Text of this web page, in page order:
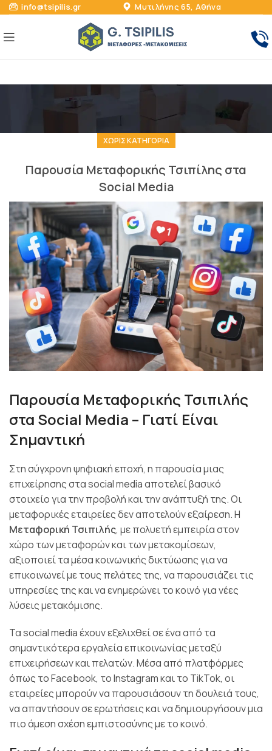
info@tsipilis.gr Μυτιλήνης 65, Αθήνα
ΧΩΡΊΣ ΚΑΤΗΓΟΡΊΑ
Παρουσία Μεταφορικής Τσιπίλης στα
Social Media
Παρουσία Μεταφορικής Τσιπιλής
στα Social Media – Γιατί Είναι
Σημαντική
Στη σύγχρονη ψηφιακή εποχή, η παρουσία μιας
επιχείρησης στα social media αποτελεί βασικό
στοιχείο για την προβολή και την ανάπτυξή της. Οι
μεταφορικές εταιρείες δεν αποτελούν εξαίρεση. Η
Μεταφορική Τσιπιλής, με πολυετή εμπειρία στον
χώρο των μεταφορών και των μετακομίσεων,
αξιοποιεί τα μέσα κοινωνικής δικτύωσης για να
επικοινωνεί με τους πελάτες της, να παρουσιάζει τις
υπηρεσίες της και να ενημερώνει το κοινό για νέες
λύσεις μετακόμισης.
Τα social media έχουν εξελιχθεί σε ένα από τα
σημαντικότερα εργαλεία επικοινωνίας μεταξύ
επιχειρήσεων και πελατών. Μέσα από πλατφόρμες
όπως το Facebook, το Instagram και το TikTok, οι
εταιρείες μπορούν να παρουσιάσουν τη δουλειά τους,
να απαντήσουν σε ερωτήσεις και να δημιουργήσουν μια
πιο άμεση σχέση εμπιστοσύνης με το κοινό.